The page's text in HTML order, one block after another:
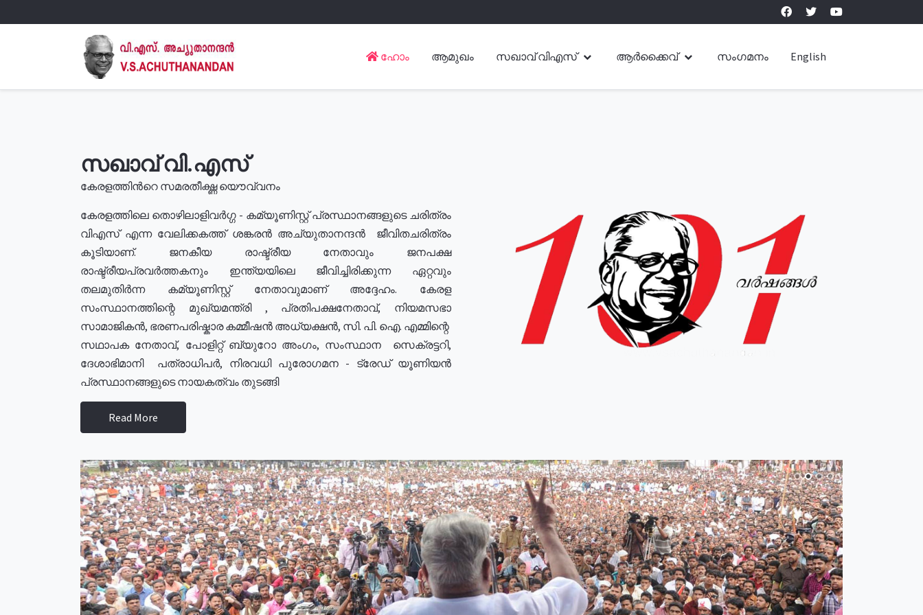
ഹോം ആമുഖം സഖാവ് വിഎസ് ആർക്കൈവ് സംഗമനം English
സഖാവ് വി.എസ്
കേരളത്തിൻറെ സമരതീക്ഷ്ണ യൌവ്വനം
കേരളത്തിലെ തൊഴിലാളിവർഗ്ഗ - കമ്യൂണിസ്റ്റ് പ്രസ്ഥാനങ്ങളുടെ ചരിത്രം
വിഎസ് എന്ന വേലിക്കകത്ത് ശങ്കരൻ അച്യുതാനന്ദൻ ജീവിതചരിത്രം
കൂടിയാണ്. ജനകീയ രാഷ്ട്രീയ നേതാവും ജനപക്ഷ
രാഷ്ട്രീയപ്രവർത്തകനും ഇന്ത്യയിലെ ജീവിച്ചിരിക്കുന്ന ഏറ്റവും
തലമുതിർന്ന കമ്യൂണിസ്റ്റ് നേതാവുമാണ് അദ്ദേഹം. കേരള
സംസ്ഥാനത്തിന്റെ മുഖ്യമന്ത്രി , പ്രതിപക്ഷനേതാവ്, നിയമസഭാ
സാമാജികൻ, ഭരണപരിഷ്കാര കമ്മീഷൻ അധ്യക്ഷൻ, സി. പി. ഐ. എമ്മിന്റെ
സഥാപക നേതാവ്, പോളിറ്റ് ബ്യുറോ അംഗം, സംസ്ഥാന സെക്രട്ടറി,
ദേശാഭിമാനി പത്രാധിപർ, നിരവധി പുരോഗമന - ട്രേഡ് യൂണിയൻ
പ്രസ്ഥാനങ്ങളുടെ നായകത്വം തുടങ്ങി
Read More